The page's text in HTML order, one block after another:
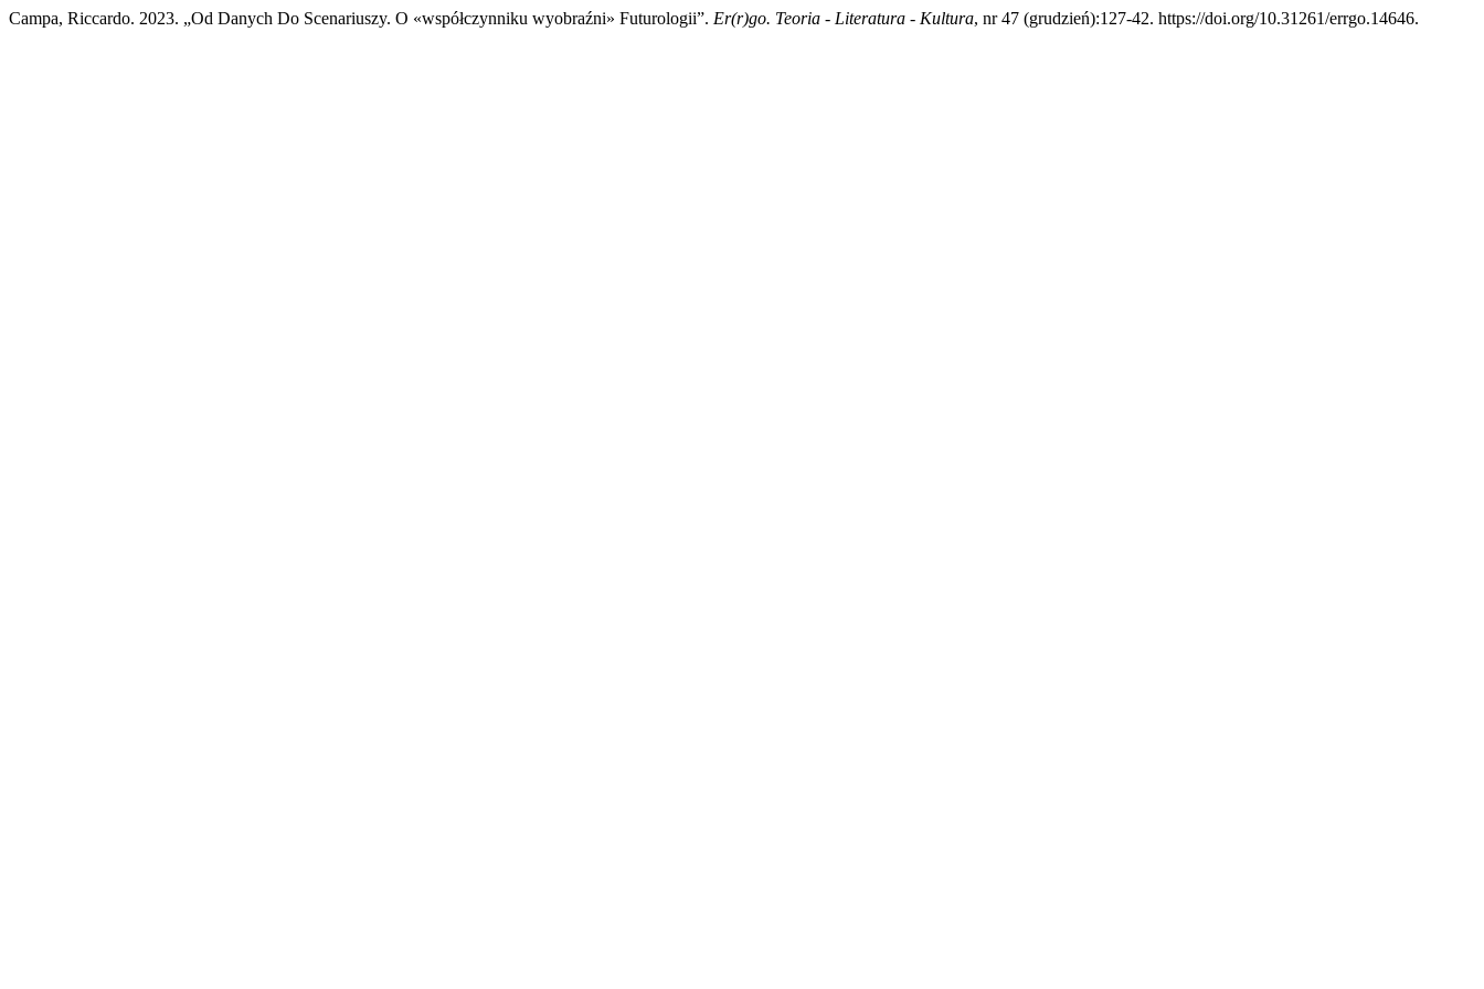
Campa, Riccardo. 2023. „Od Danych Do Scenariuszy. O «współczynniku wyobraźni» Futurologii”. Er(r)go. Teoria - Literatura - Kultura, nr 47 (grudzień):127-42. https://doi.org/10.31261/errgo.14646.